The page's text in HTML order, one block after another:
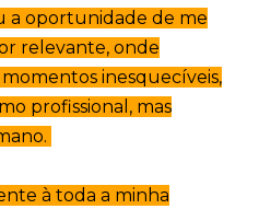
a oportunidade de me
relevante, onde
inesquecíveis,
profissional, mas
à toda a minha